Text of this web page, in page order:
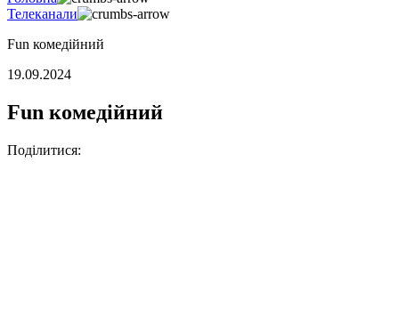
Телеканали
Fun комедійний
19.09.2024
Fun комедійний
Поділитися: